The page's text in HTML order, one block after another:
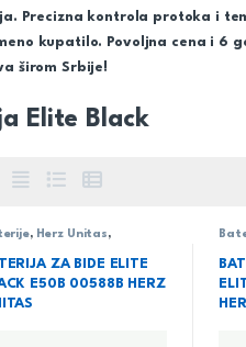
Precizna kontrola protoka i
kupatilo. Povoljna cena i 6
širom Srbije!
Elite Black
, Herz Unitas,
ZA BIDE ELITE
E50B 00588B HERZ